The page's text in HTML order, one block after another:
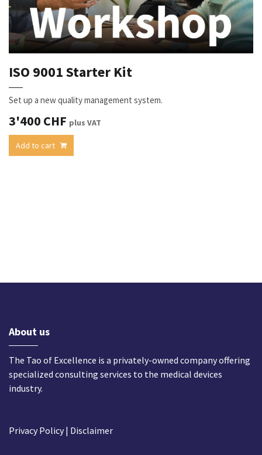
ISO 9001 Starter Kit
Set up a new quality management system.
3'400 CHF plus VAT
Add to cart
About us
The Tao of Excellence is a privately-owned company offering
specialized consulting services to the medical devices
industry.
Privacy Policy| Disclaimer